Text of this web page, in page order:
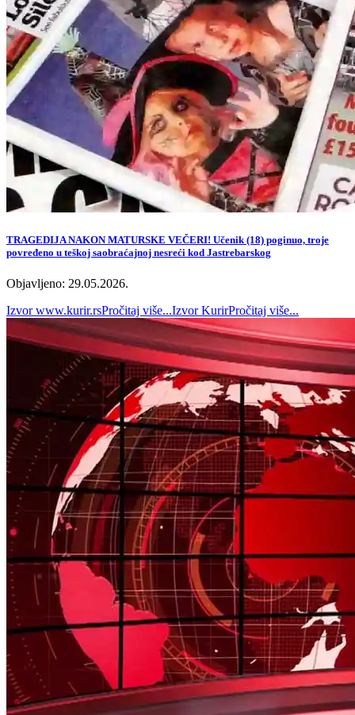
TRAGEDIJA NAKON MATURSKE VEČERI! Učenik (18) poginuo, troje
povređeno u teškoj saobraćajnoj nesreći kod Jastrebarskog
Objavljeno: 29.05.2026.
Izvorwww.kurir.rsPročitaj više...IzvorKurirPročitaj više...